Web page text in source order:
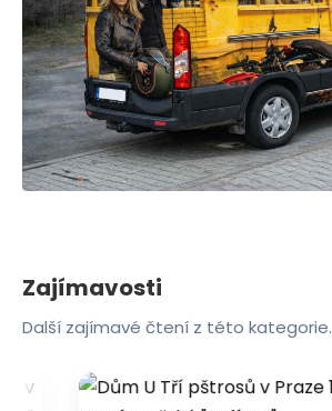
Zajímavosti
Další zajímavé čtení z této kategorie.